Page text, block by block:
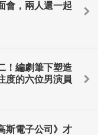
會，兩人還一起
！編劇筆下塑造
度的六位男演員
斯電子公司》才